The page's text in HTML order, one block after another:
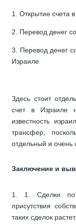
Открытие счета
Перевод денег
Перевод денег
Израиле
Здесь стоит
счет в Израиле
известность
трансфер,
отдельный и очень
Заключение и
1. Сделки
присутствия
таких сделок растет.